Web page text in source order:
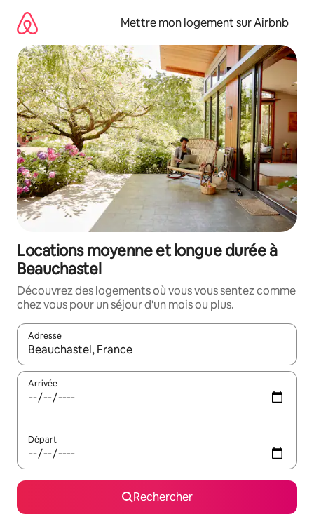
directement
contenu
Mettre mon logement sur Airbnb
Locations moyenne et longue durée à
Beauchastel
Découvrez des logements où vous vous sentez comme
chez vous pour un séjour d'un mois ou plus.
Adresse
Lorsque les résultats s'affichent, utilisez les flèches vers le
Arrivée
Départ
Rechercher